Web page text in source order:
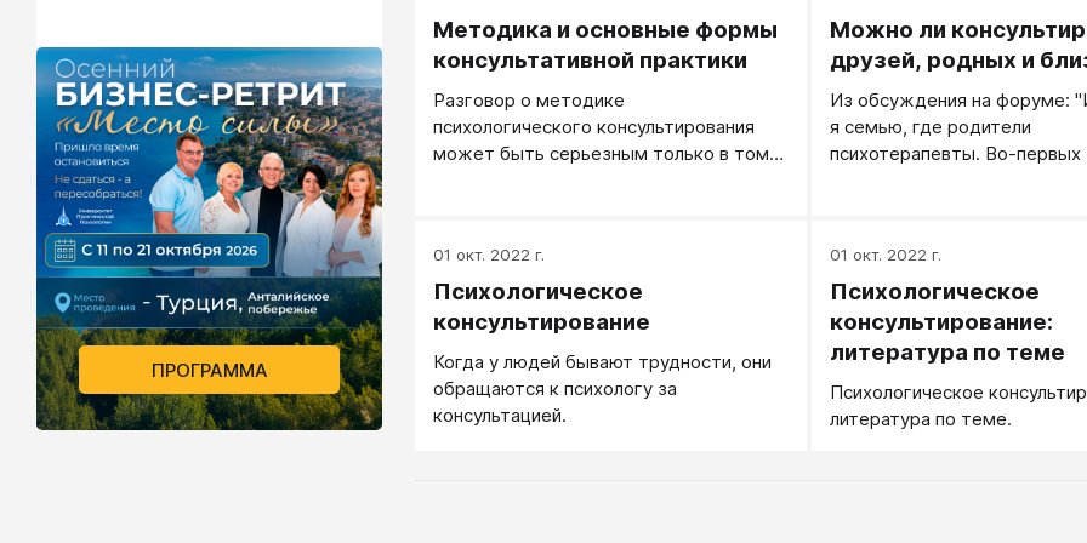
Методика и основные формы
консультативной практики
Разговор о методике
психологического консультирования
может быть серьезным только в том
Можно ли
друзей, родных и
Из обсуждения на форуме:
я семью, где родители
психотерапевты. Во-первых
А во-вторых они именно
ребёнок вынужден сам
опыт. Пример: сын ихний
даче вечером каких-то
прибежал из сада с криком..."
01 окт. 2022 г.
Психологическое
консультирование
Когда у людей бывают трудности, они
обращаются к психологу за
консультацией.
01 окт. 2022 г.
Психологическое
консультирование:
литература по теме
Психологическое
литература по теме.
ПРОГРАММА